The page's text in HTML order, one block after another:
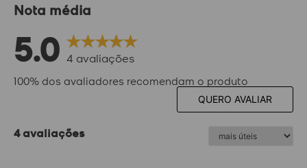
Nota média
5.0 4 avaliações
100% dos avaliadores recomendam o produto
QUERO AVALIAR
4 avaliações